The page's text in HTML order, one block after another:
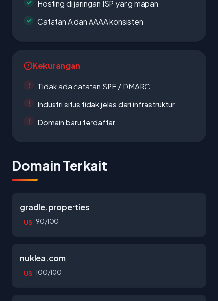
Hosting di jaringan ISP yang mapan
Catatan A dan AAAA konsisten
Kekurangan
Tidak ada catatan SPF / DMARC
Industri situs tidak jelas dari infrastruktur
Domain baru terdaftar
Domain Terkait
gradle.properties
US 90/100
nuklea.com
US 100/100